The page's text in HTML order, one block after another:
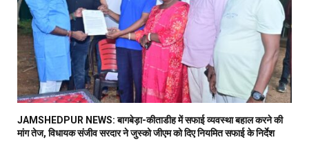
JAMSHEDPUR NEWS: बागबेड़ा-कीताडीह में सफाई व्यवस्था बहाल करने की
मांग तेज, विधायक संजीव सरदार ने जुस्को जीएम को दिए नियमित सफाई के निर्देश